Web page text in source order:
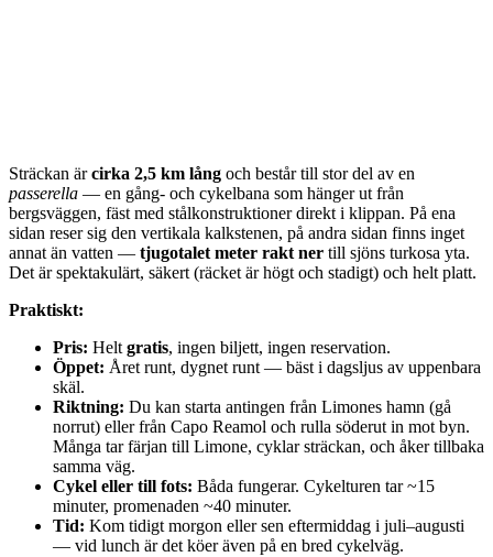
Sträckan ärcirka 2,5 km lång och består till stor del av en
passerella — en gång- och cykelbana som hänger ut från
bergsväggen, fäst med stålkonstruktioner direkt i klippan. På ena
sidan reser sig den vertikala kalkstenen, på andra sidan finns inget
annat än vatten — tjugotalet meter rakt ner till sjöns turkosa yta.
Det är spektakulärt, säkert (räcket är högt och stadigt) och helt platt.
Praktiskt:
Pris: Heltgratis, ingen biljett, ingen reservation.
Öppet: Året runt, dygnet runt — bäst i dagsljus av uppenbara
skäl.
Riktning: Du kan starta antingen från Limones hamn (gå
norrut) eller från Capo Reamol och rulla söderut in mot byn.
Många tar färjan till Limone, cyklar sträckan, och åker tillbaka
samma väg.
Cykel eller till fots: Båda fungerar. Cykelturen tar ~15
minuter, promenaden ~40 minuter.
Tid: Kom tidigt morgon eller sen eftermiddag i juli–augusti
— vid lunch är det köer även på en bred cykelväg.